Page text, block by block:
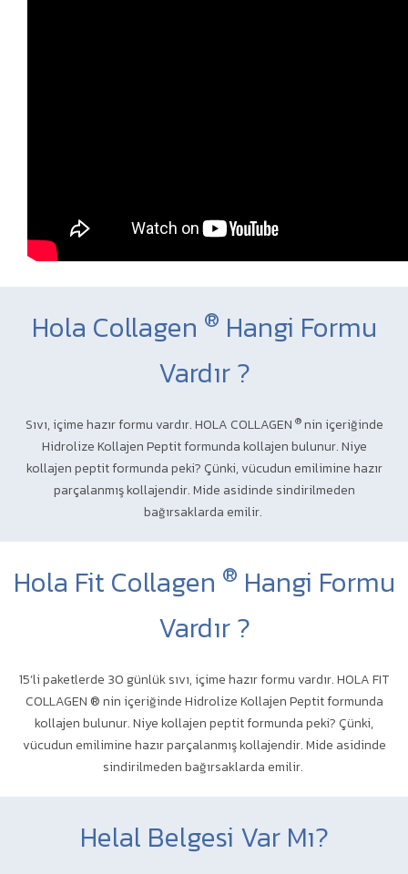
Hola Collagen ® Hangi Formu
Vardır ?
Sıvı, içime hazır formu vardır. HOLA COLLAGEN ®nin içeriğinde
Hidrolize Kollajen Peptit formunda kollajen bulunur. Niye
kollajen peptit formunda peki? Çünki, vücudun emilimine hazır
parçalanmış kollajendir. Mide asidinde sindirilmeden
bağırsaklarda emilir.
Hola Fit Collagen ® Hangi Formu
Vardır ?
15’li paketlerde 30 günlük sıvı, içime hazır formu vardır. HOLA FIT
COLLAGEN ® nin içeriğinde Hidrolize Kollajen Peptit formunda
kollajen bulunur. Niye kollajen peptit formunda peki? Çünki,
vücudun emilimine hazır parçalanmış kollajendir. Mide asidinde
sindirilmeden bağırsaklarda emilir.
Helal Belgesi Var Mı?